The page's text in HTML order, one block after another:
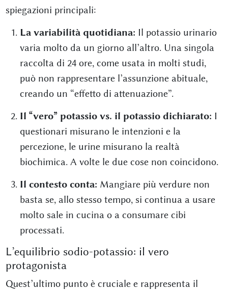
spiegazioni principali:
La variabilità quotidiana: Il potassio urinario
varia molto da un giorno all’altro. Una singola
raccolta di 24 ore, come usata in molti studi,
può non rappresentare l’assunzione abituale,
creando un “effetto di attenuazione”.
Il “vero” potassio vs. il potassio dichiarato: I
questionari misurano le intenzioni e la
percezione, le urine misurano la realtà
biochimica. A volte le due cose non coincidono.
Il contesto conta: Mangiare più verdure non
basta se, allo stesso tempo, si continua a usare
molto sale in cucina o a consumare cibi
processati.
L’equilibrio sodio-potassio: il vero
protagonista
Quest’ultimo punto è cruciale e rappresenta il